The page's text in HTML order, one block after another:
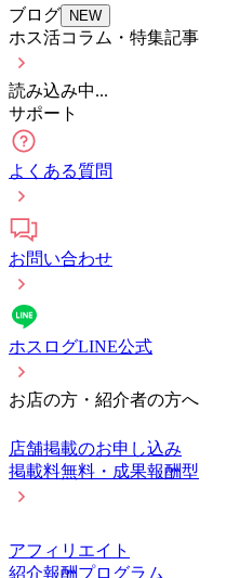
ブログ NEW
ホス活コラム・特集記事
読み込み中...
サポート
よくある質問
お問い合わせ
ホスログLINE公式
お店の方・紹介者の方へ
店舗掲載のお申し込み
掲載料無料・成果報酬型
アフィリエイト
紹介報酬プログラム